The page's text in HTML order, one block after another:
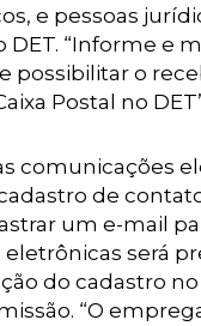
e pessoas
DET. “Informe e
possibilitar o
Postal no
comunicações
de
um e-mail
será
do cadastro
“O